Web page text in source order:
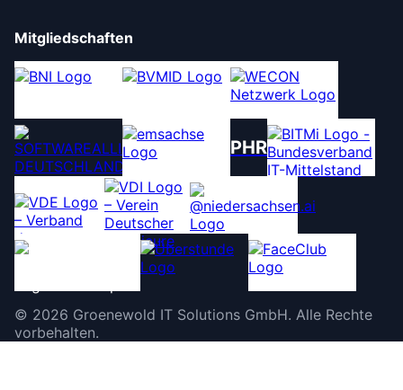
Mitgliedschaften
PHR
© 2026 Groenewold IT Solutions GmbH. Alle Rechte
vorbehalten.